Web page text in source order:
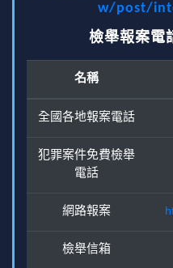
w/post/
檢舉報案電
名稱
全國各地報案電話
犯罪案件免費檢舉
電話
網路報案
檢舉信箱